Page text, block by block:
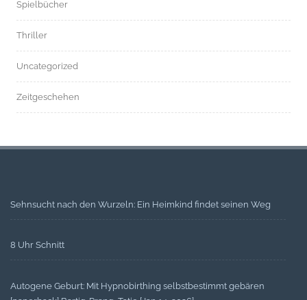
Spielbücher
Thriller
Uncategorized
Zeitgeschehen
Sehnsucht nach den Wurzeln: Ein Heimkind findet seinen Weg
8 Uhr Schnitt
Autogene Geburt: Mit Hypnobirthing selbstbestimmt gebären